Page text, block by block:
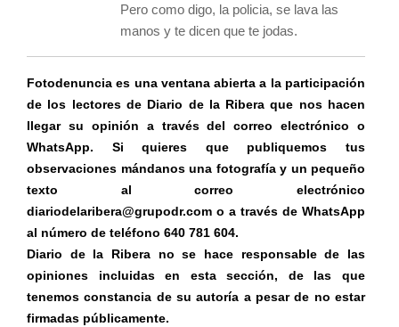
Pero como digo, la policia, se lava las
manos y te dicen que te jodas.
Fotodenuncia es una ventana abierta a la participación
de los lectores de Diario de la Ribera que nos hacen
llegar su opinión a través del correo electrónico o
WhatsApp. Si quieres que publiquemos tus
observaciones mándanos una fotografía y un pequeño
texto al correo electrónico
diariodelaribera@grupodr.com o a través de WhatsApp
al número de teléfono 640 781 604.
Diario de la Ribera no se hace responsable de las
opiniones incluidas en esta sección, de las que
tenemos constancia de su autoría a pesar de no estar
firmadas públicamente.